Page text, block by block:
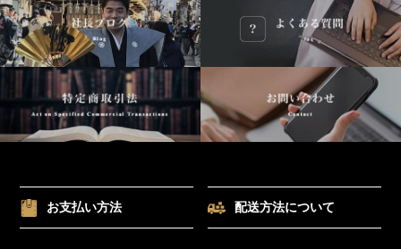
お支払い方法 配送方法について